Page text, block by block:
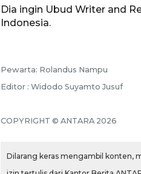
Dia ingin Ubud Writer and
Indonesia.
Pewarta: Rolandus Nampu
Editor : Widodo Suyamto Jusuf
COPYRIGHT © ANTARA 2026
Dilarang keras mengambil konten,